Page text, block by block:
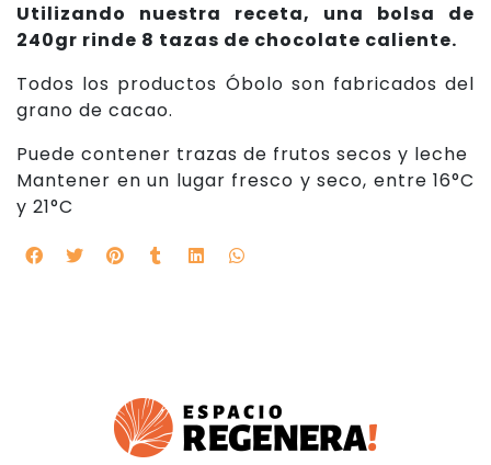
Utilizando nuestra receta, una bolsa de
240gr rinde 8 tazas de chocolate caliente.
Todos los productos Óbolo son fabricados del
grano de cacao.
Puede contener trazas de frutos secos y leche
Mantener en un lugar fresco y seco, entre 16°C
y 21°C